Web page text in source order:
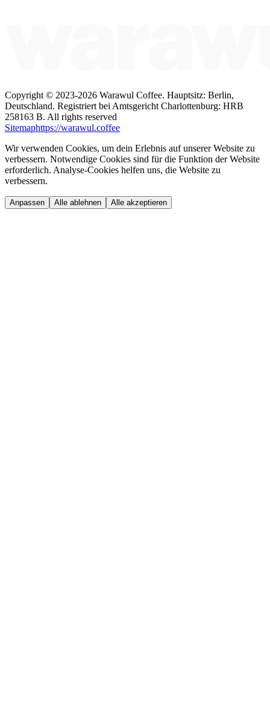
Copyright © 2023-2026 Warawul Coffee. Hauptsitz: Berlin,
Deutschland. Registriert bei Amtsgericht Charlottenburg: HRB
258163 B. All rights reserved
Sitemaphttps://warawul.coffee
Wir verwenden Cookies, um dein Erlebnis auf unserer Website zu
verbessern. Notwendige Cookies sind für die Funktion der Website
erforderlich. Analyse-Cookies helfen uns, die Website zu
verbessern.
Anpassen Alle ablehnen Alle akzeptieren